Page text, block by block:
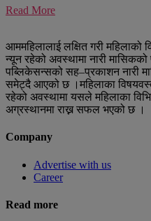
Read More
आममहिलालाई लक्षित गरी महिलाको
न्यून रहेको अवस्थामा नारी मासिकको
पब्लिकेसन्सको सह–प्रकाशन नारी
समेट्दै आएको छ ।महिलाका
रहेको अवस्थामा यसले महिलाका
अग्रस्थानमा राख्न सफल भएको छ ।
Company
Advertise with us
Career
Read more